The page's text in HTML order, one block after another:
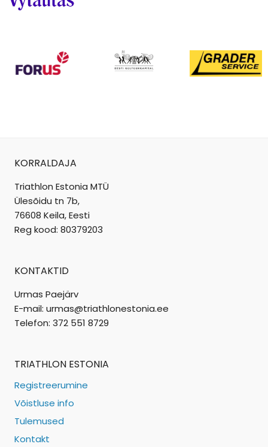
KORRALDAJA
Triathlon Estonia MTÜ
Ülesõidu tn 7b,
76608 Keila, Eesti
Reg kood: 80379203
KONTAKTID
Urmas Paejärv
E-mail: urmas@triathlonestonia.ee
Telefon: 372 551 8729
TRIATHLON ESTONIA
Registreerumine
Võistluse info
Tulemused
Kontakt